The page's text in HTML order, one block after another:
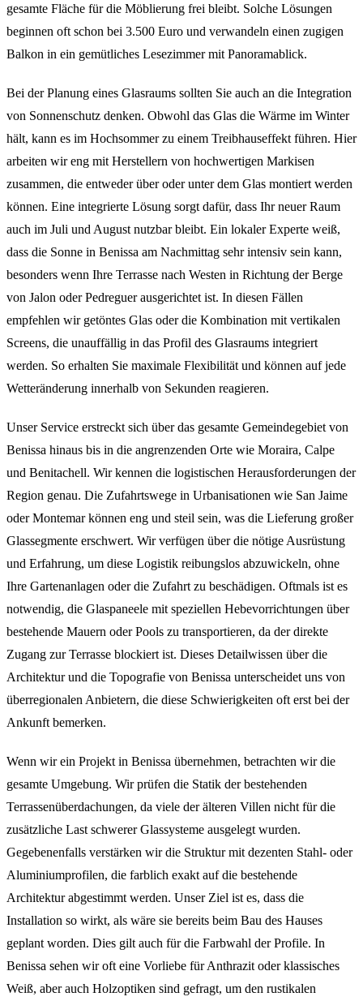
gesamte Fläche für die Möblierung frei bleibt. Solche Lösungen
beginnen oft schon bei 3.500 Euro und verwandeln einen zugigen
Balkon in ein gemütliches Lesezimmer mit Panoramablick.
Bei der Planung eines Glasraums sollten Sie auch an die Integration
von Sonnenschutz denken. Obwohl das Glas die Wärme im Winter
hält, kann es im Hochsommer zu einem Treibhauseffekt führen. Hier
arbeiten wir eng mit Herstellern von hochwertigen Markisen
zusammen, die entweder über oder unter dem Glas montiert werden
können. Eine integrierte Lösung sorgt dafür, dass Ihr neuer Raum
auch im Juli und August nutzbar bleibt. Ein lokaler Experte weiß,
dass die Sonne in Benissa am Nachmittag sehr intensiv sein kann,
besonders wenn Ihre Terrasse nach Westen in Richtung der Berge
von Jalon oder Pedreguer ausgerichtet ist. In diesen Fällen
empfehlen wir getöntes Glas oder die Kombination mit vertikalen
Screens, die unauffällig in das Profil des Glasraums integriert
werden. So erhalten Sie maximale Flexibilität und können auf jede
Wetteränderung innerhalb von Sekunden reagieren.
Unser Service erstreckt sich über das gesamte Gemeindegebiet von
Benissa hinaus bis in die angrenzenden Orte wie Moraira, Calpe
und Benitachell. Wir kennen die logistischen Herausforderungen der
Region genau. Die Zufahrtswege in Urbanisationen wie San Jaime
oder Montemar können eng und steil sein, was die Lieferung großer
Glassegmente erschwert. Wir verfügen über die nötige Ausrüstung
und Erfahrung, um diese Logistik reibungslos abzuwickeln, ohne
Ihre Gartenanlagen oder die Zufahrt zu beschädigen. Oftmals ist es
notwendig, die Glaspaneele mit speziellen Hebevorrichtungen über
bestehende Mauern oder Pools zu transportieren, da der direkte
Zugang zur Terrasse blockiert ist. Dieses Detailwissen über die
Architektur und die Topografie von Benissa unterscheidet uns von
überregionalen Anbietern, die diese Schwierigkeiten oft erst bei der
Ankunft bemerken.
Wenn wir ein Projekt in Benissa übernehmen, betrachten wir die
gesamte Umgebung. Wir prüfen die Statik der bestehenden
Terrassenüberdachungen, da viele der älteren Villen nicht für die
zusätzliche Last schwerer Glassysteme ausgelegt wurden.
Gegebenenfalls verstärken wir die Struktur mit dezenten Stahl- oder
Aluminiumprofilen, die farblich exakt auf die bestehende
Architektur abgestimmt werden. Unser Ziel ist es, dass die
Installation so wirkt, als wäre sie bereits beim Bau des Hauses
geplant worden. Dies gilt auch für die Farbwahl der Profile. In
Benissa sehen wir oft eine Vorliebe für Anthrazit oder klassisches
Weiß, aber auch Holzoptiken sind gefragt, um den rustikalen